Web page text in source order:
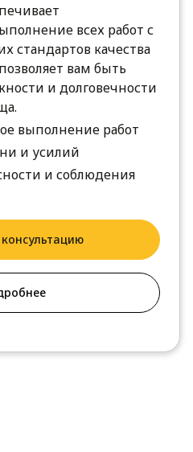
всех работ с
стандартов качества
вам быть
и долговечности
выполнение работ
и усилий
и соблюдения